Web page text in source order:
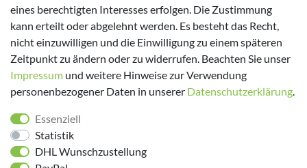
Folge uns!
eines berechtigten Interesses erfolgen. Die Zustimmung
kann erteilt oder abgelehnt werden. Es besteht das Recht,
nicht einzuwilligen und die Einwilligung zu einem späteren
Zeitpunkt zu ändern oder zu widerrufen. Beachten Sie unser
Impressum und weitere Hinweise zur Verwendung
personenbezogener Daten in unserer Daten­schutz­erklärung.
Essenziell
Statistik
DHL Wunschzustellung